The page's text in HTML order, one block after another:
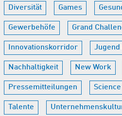
Diversität Games
Gewerbehöfe Grand
Innovationskorridor
Nachhaltigkeit New Work
Pressemitteilungen
Talente